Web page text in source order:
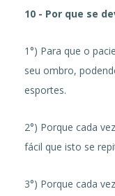
10 - Por que se
1°) Para que o
seu ombro,
esportes.
2°) Porque cada
fácil que isto se
3°) Porque cada